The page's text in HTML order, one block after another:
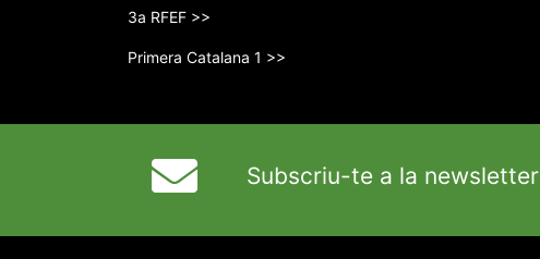
3a RFEF >>
Primera Catalana 1 >>
Subscriu-te a la newsletter